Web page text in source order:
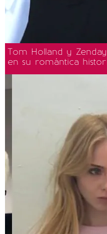
Tom Holland y
en su romántica